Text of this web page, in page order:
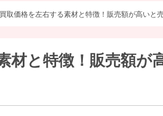
取価格を左右する素材と特徴！販売額が高いと
材と特徴！販売額が